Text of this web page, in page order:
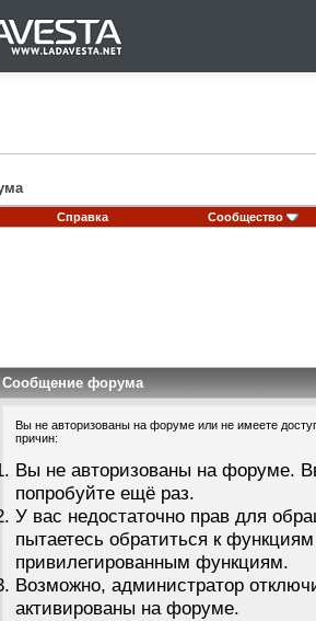
Справка Сообщество
Сообщение форума
Вы не авторизованы на форуме или не имеете
причин:
Вы не авторизованы на форуме.
попробуйте ещё раз.
У вас недостаточно прав для
пытаетесь обратиться к
привилегированным функциям.
Возможно, администратор
активированы на форуме.